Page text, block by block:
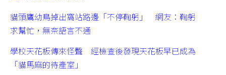
貓頭鷹幼鳥掉出窩站路邊「不停鞠躬」 網友：鞠躬
求幫忙，無奈語言不通
學校天花板傳來怪聲 經檢查後發現天花板早已成為
「貓馬麻的待產室」